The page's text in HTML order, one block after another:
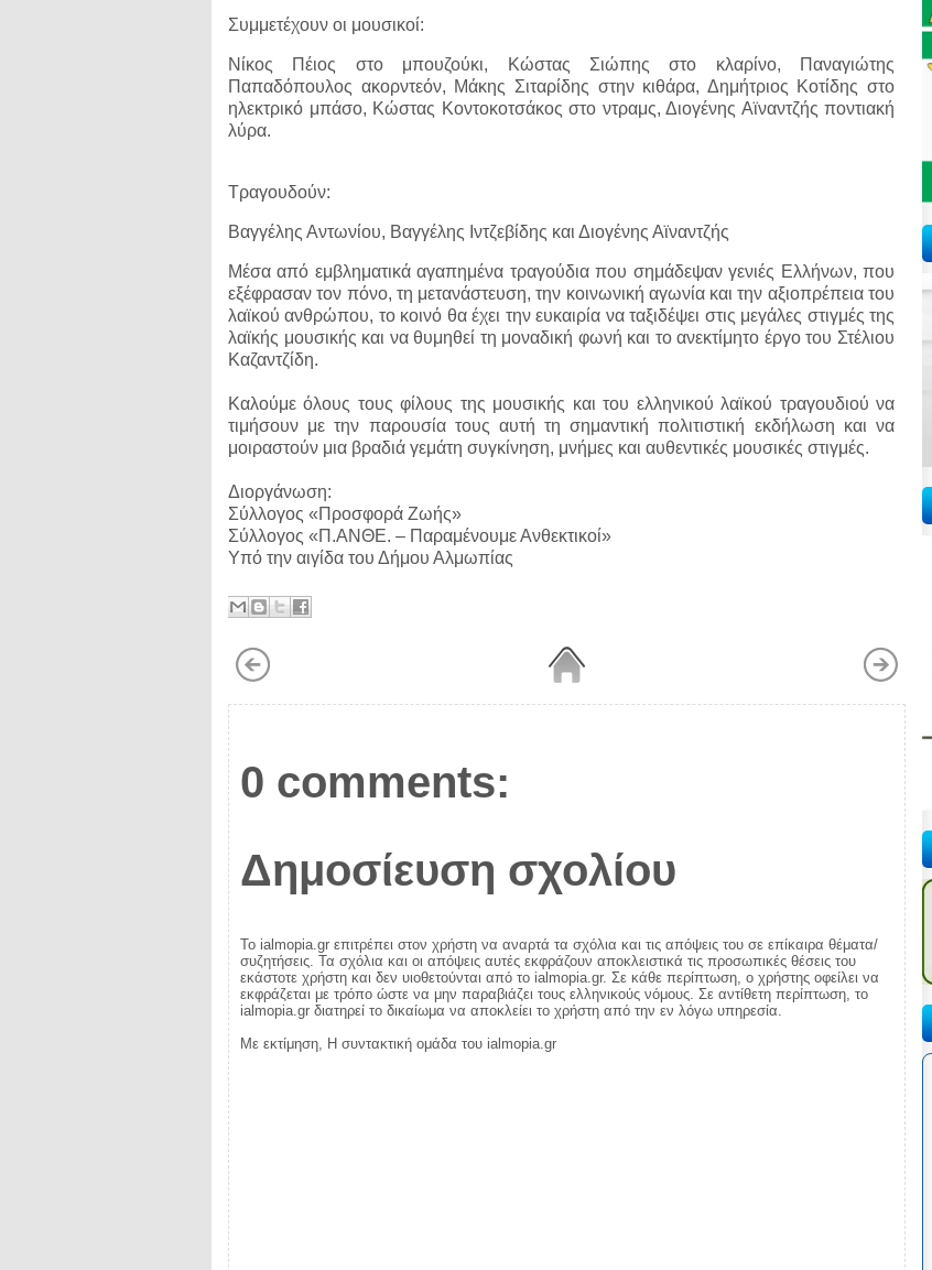
Συμμετέχουν οι μουσικοί:
Νίκος Πέιος στο μπουζούκι, Κώστας Σιώπης στο κλαρίνο, Παναγιώτης
Παπαδόπουλος ακορντεόν, Μάκης Σιταρίδης στην κιθάρα, Δημήτριος Κοτίδης στο
ηλεκτρικό μπάσο, Κώστας Κοντοκοτσάκος στο ντραμς, Διογένης Αϊναντζής ποντιακή
λύρα.
Τραγουδούν:
Βαγγέλης Αντωνίου, Βαγγέλης Ιντζεβίδης και Διογένης Αϊναντζής
Μέσα από εμβληματικά αγαπημένα τραγούδια που σημάδεψαν γενιές Ελλήνων, που
εξέφρασαν τον πόνο, τη μετανάστευση, την κοινωνική αγωνία και την αξιοπρέπεια του
λαϊκού ανθρώπου, το κοινό θα έχει την ευκαιρία να ταξιδέψει στις μεγάλες στιγμές της
λαϊκής μουσικής και να θυμηθεί τη μοναδική φωνή και το ανεκτίμητο έργο του Στέλιου
Καζαντζίδη.
Καλούμε όλους τους φίλους της μουσικής και του ελληνικού λαϊκού τραγουδιού να
τιμήσουν με την παρουσία τους αυτή τη σημαντική πολιτιστική εκδήλωση και να
μοιραστούν μια βραδιά γεμάτη συγκίνηση, μνήμες και αυθεντικές μουσικές στιγμές.
Διοργάνωση:
Σύλλογος «Προσφορά Ζωής»
Σύλλογος «Π.ΑΝΘΕ. – Παραμένουμε Ανθεκτικοί»
Υπό την αιγίδα του Δήμου Αλμωπίας
0 comments:
Δημοσίευση σχολίου
Το ialmopia.gr επιτρέπει στον χρήστη να αναρτά τα σχόλια και τις απόψεις του σε επίκαιρα θέματα/
συζητήσεις. Τα σχόλια και οι απόψεις αυτές εκφράζουν αποκλειστικά τις προσωπικές θέσεις του
εκάστοτε χρήστη και δεν υιοθετούνται από το ialmopia.gr. Σε κάθε περίπτωση, ο χρήστης οφείλει να
εκφράζεται με τρόπο ώστε να μην παραβιάζει τους ελληνικούς νόμους. Σε αντίθετη περίπτωση, το
ialmopia.gr διατηρεί το δικαίωμα να αποκλείει το χρήστη από την εν λόγω υπηρεσία.
Με εκτίμηση, Η συντακτική ομάδα του ialmopia.gr